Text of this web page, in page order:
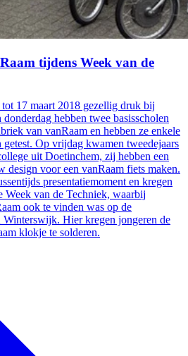
tijdens Week van de
17 maart 2018 gezellig druk bij
hebben twee basisscholen
van vanRaam en hebben ze enkele
getest. Op vrijdag kwamen tweedejaars
uit Doetinchem, zij hebben een
design voor een vanRaam fiets maken.
presentatiemoment en kregen
Week van de Techniek, waarbij
ook te vinden was op de
Hier kregen jongeren de
klokje te solderen.